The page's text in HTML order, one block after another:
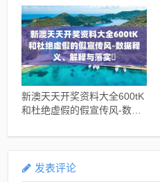
新澳天天开奖资料大全600tK
和杜绝虚假的假宣传风-数据
发表评论